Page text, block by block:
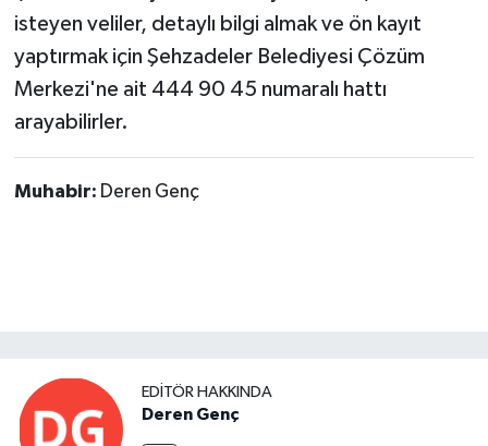
isteyen veliler, detaylı bilgi almak ve ön kayıt
yaptırmak için Şehzadeler Belediyesi Çözüm
Merkezi'ne ait 444 90 45 numaralı hattı
arayabilirler.
Muhabir: Deren Genç
EDITÖR HAKKINDA
Deren Genç